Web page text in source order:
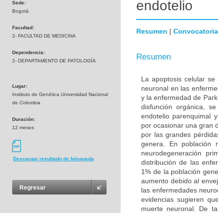
Sede:
Bogotá
Facultad:
2- FACULTAD DE MEDICINA
Dependencia:
2- DEPARTAMENTO DE PATOLOGÍA
Lugar:
Instituto de Genética Universidad Nacional
de Colombia
Duración:
12 meses
Descargar resultado de búsqueda
Regresar
endotelio
Resumen | Convocatoria
Resumen
La apoptosis celular
neuronal en las
y la enfermedad de
disfunción orgánica,
endotelio parenquimal
por ocasionar una gran
por las grandes
genera. En población
neurodegeneración
distribución de las
1% de la población
aumento debido al
las enfermedades
evidencias sugieren
muerte neuronal. De